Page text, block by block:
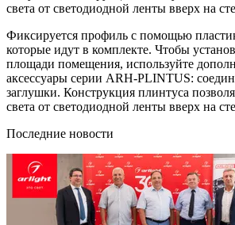
света от светодиодной ленты вверх на
Фиксируется профиль с помощью
которые идут в комплекте. Чтобы
площади помещения, используйте
аксессуары серии ARH-PLINTUS:
заглушки. Конструкция плинтуса
света от светодиодной ленты вверх на
Последние новости